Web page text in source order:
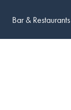
Bar & Restaurants